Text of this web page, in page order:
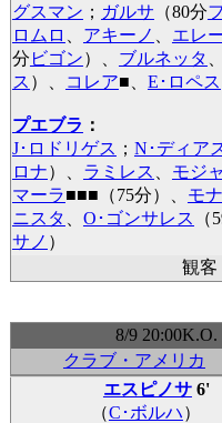
グスマン ； ガルサ （80分
ロムロ
アキーノ エレ
分 ビゴン）、 ブルネッタ
ス ）、 コレア■ E･ロペス
プエブラ ：
J･ロドリゲス ； N･ディア
ロナ）、 ラミレス モジ
マーラ■■■ （75分）、 モ
ニスタ
O･ゴンサレス （
サノ ）
観
8/9 20:00K.O.
クラブ・アメリカ
エスピノサ6'
（C･ボルハ）